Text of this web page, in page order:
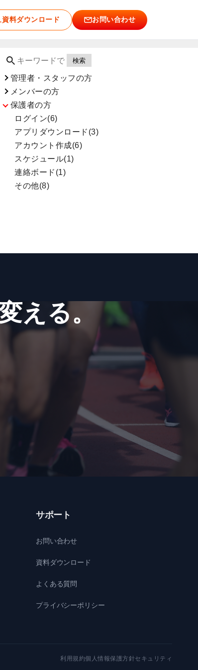
資料ダウンロード お問い合わせ
管理者・スタッフの方
メンバーの方
保護者の方
ログイン(6)
アプリダウンロード(3)
アカウント作成(6)
スケジュール(1)
連絡ボード(1)
その他(8)
える。
サポート
お問い合わせ
資料ダウンロード
よくある質問
プライバシーポリシー
利用規約個人情報保護方針セキュリティ